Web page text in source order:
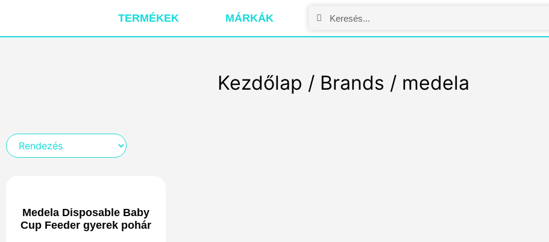
TERMÉKEK MÁRKÁK
Kezdőlap / Brands / medela
Medela Disposable Baby
Cup Feeder gyerek pohár